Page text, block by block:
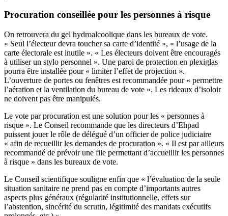
Procuration conseillée pour les personnes à risque
On retrouvera du gel hydroalcoolique dans les bureaux de vote.
« Seul l’électeur devra toucher sa carte d’identité », « l’usage de la
carte électorale est inutile ». « Les électeurs doivent être encouragés
à utiliser un stylo personnel ». Une paroi de protection en plexiglas
pourra être installée pour « limiter l’effet de projection ».
L’ouverture de portes ou fenêtres est recommandée pour « permettre
l’aération et la ventilation du bureau de vote ». Les rideaux d’isoloir
ne doivent pas être manipulés.
Le vote par procuration est une solution pour les « personnes à
risque ». Le Conseil recommande que les directeurs d’Ehpad
puissent jouer le rôle de délégué d’un officier de police judiciaire
« afin de recueillir les demandes de procuration ». « Il est par ailleurs
recommandé de prévoir une file permettant d’accueillir les personnes
à risque » dans les bureaux de vote.
Le Conseil scientifique souligne enfin que « l’évaluation de la seule
situation sanitaire ne prend pas en compte d’importants autres
aspects plus généraux (régularité institutionnelle, effets sur
l’abstention, sincérité du scrutin, légitimité des mandats exécutifs